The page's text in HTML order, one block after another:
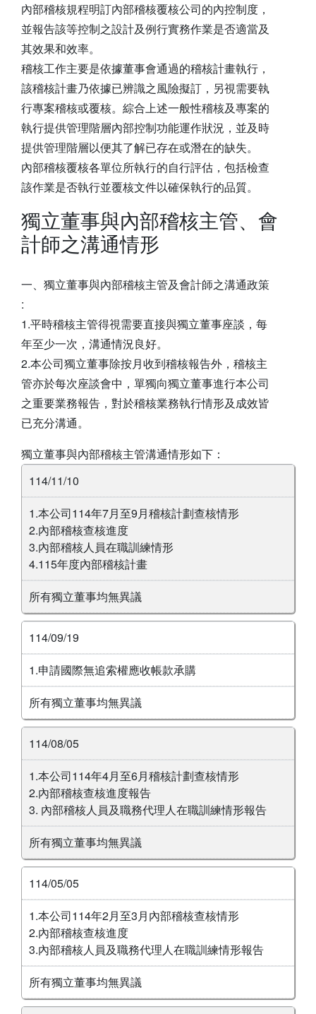
內部稽核規程明訂內部稽核覆核公司的內控制度，
並報告該等控制之設計及例行實務作業是否適當及
其效果和效率。
稽核工作主要是依據董事會通過的稽核計畫執行，
該稽核計畫乃依據已辨識之風險擬訂，另視需要執
行專案稽核或覆核。綜合上述一般性稽核及專案的
執行提供管理階層內部控制功能運作狀況，並及時
提供管理階層以便其了解已存在或潛在的缺失。
內部稽核覆核各單位所執行的自行評估，包括檢查
該作業是否執行並覆核文件以確保執行的品質。
獨立董事與內部稽核主管、會
計師之溝通情形
一、獨立董事與內部稽核主管及會計師之溝通政策
:
1.平時稽核主管得視需要直接與獨立董事座談，每
年至少一次，溝通情況良好。
2.本公司獨立董事除按月收到稽核報告外，稽核主
管亦於每次座談會中，單獨向獨立董事進行本公司
之重要業務報告，對於稽核業務執行情形及成效皆
已充分溝通。
獨立董事與內部稽核主管溝通情形如下：
114/11/10
1.本公司114年7月至9月稽核計劃查核情形
2.內部稽核查核進度
3.內部稽核人員在職訓練情形
4.115年度內部稽核計畫
所有獨立董事均無異議
114/09/19
1.申請國際無追索權應收帳款承購
所有獨立董事均無異議
114/08/05
1.本公司114年4月至6月稽核計劃查核情形
2.內部稽核查核進度報告
3. 內部稽核人員及職務代理人在職訓練情形報告
所有獨立董事均無異議
114/05/05
1.本公司114年2月至3月內部稽核查核情形
2.內部稽核查核進度
3.內部稽核人員及職務代理人在職訓練情形報告
所有獨立董事均無異議